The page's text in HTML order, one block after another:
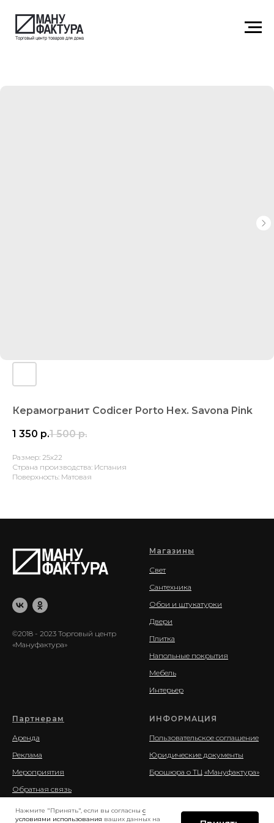
Нажмите "Принять", если вы согласны с
условиями использования ваших данных на
Керамогранит Codicer Porto Hex. Savona Pink
1 350 р.1 500 р.
Размер: 25x22
Страна производства: Испания
Поверхность: Матовая
©2018 - 2023 Торговый центр
«Мануфактура»
Магазины
Свет
Сантехника
Обои и штукатурки
Двери
Плитка
Напольные покрытия
Мебель
Интерьер
Партнерам
Аренда
Реклама
Мероприятия
Обратная связь
ИНФОРМАЦИЯ
Пользовательское соглашение
Юридические документы
Брошюра о ТЦ «Мануфактура»